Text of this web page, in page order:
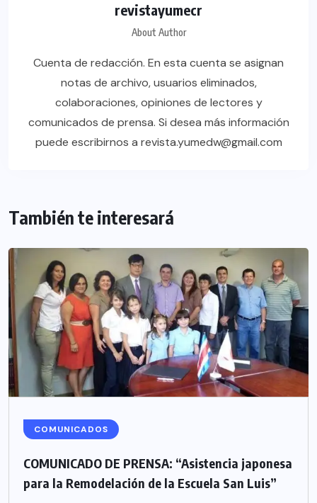
revistayumecr
About Author
Cuenta de redacción. En esta cuenta se asignan
notas de archivo, usuarios eliminados,
colaboraciones, opiniones de lectores y
comunicados de prensa. Si desea más información
puede escribirnos a revista.yumedw@gmail.com
También te interesará
COMUNICADOS
COMUNICADO DE PRENSA: “Asistencia japonesa
para la Remodelación de la Escuela San Luis”